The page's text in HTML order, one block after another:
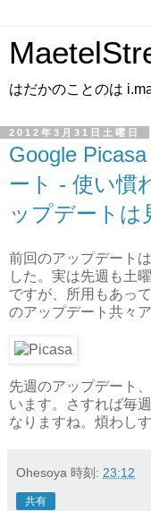
はだかのことのは
2012年3月31日土曜日
Google
ート - 使い慣
ップデートは
前回のアップデート
した。実は先週も土
ですが、所用もあっ
のアップデート共々
先週のアップデート
います。さすれば毎
なりますね。煩わし
Ohesoya 時刻: 23:12
共有